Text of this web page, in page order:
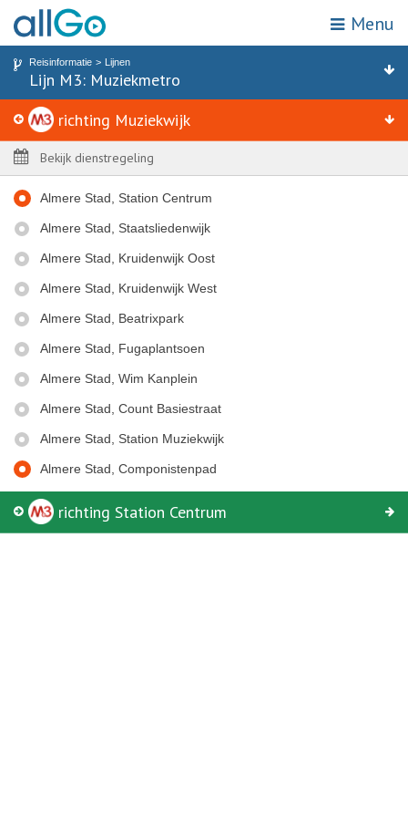
Menu
Home
Vervoerbewijzen
Reisinformatie
Acties
Webshop
Klantenservice
Kies een reisgebied
Begin
Zoek op halte of adres
Attracties & bestemmingen
Reisinformatie Lijnen
Lijn M3: Muziekmetro
richting Muziekwijk
Bekijk dienstregeling
Almere Stad, Station Centrum
Almere Stad, Staatsliedenwijk
Almere Stad, Kruidenwijk Oost
Almere Stad, Kruidenwijk West
Almere Stad, Beatrixpark
Almere Stad, Fugaplantsoen
Almere Stad, Wim Kanplein
Almere Stad, Count Basiestraat
Almere Stad, Station Muziekwijk
Almere Stad, Componistenpad
richting Station Centrum